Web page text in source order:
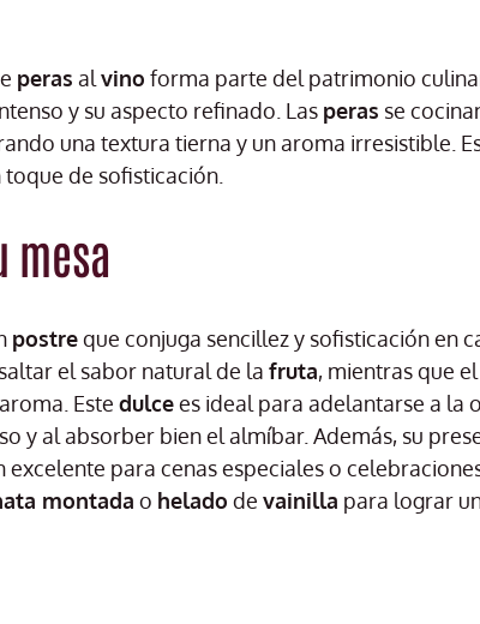
peras al vino forma parte del patrimonio
y su aspecto refinado. Las peras se
una textura tierna y un aroma irresistible.
de sofisticación.
mesa
postreque conjuga sencillez y sofisticación en
el sabor natural de la fruta, mientras que el
Este dulcees ideal para adelantarse a la
y al absorber bien el almíbar. Además, su
para cenas especiales o
montada o helado de vainilla para lograr